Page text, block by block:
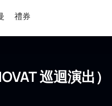
禮券
巡迴演出）